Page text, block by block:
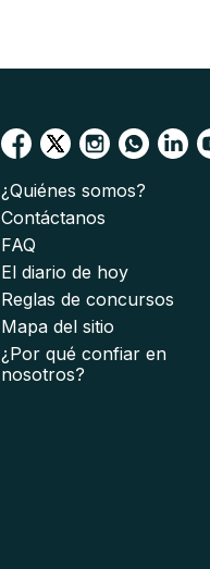
¿Quiénes somos?
Contáctanos
FAQ
El diario de hoy
Reglas de concursos
Mapa del sitio
¿Por qué confiar en
nosotros?